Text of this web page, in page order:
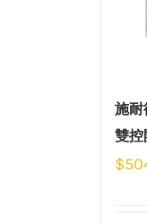
施耐
雙控
$